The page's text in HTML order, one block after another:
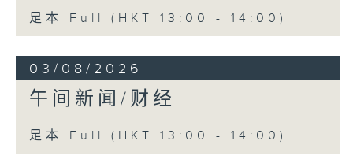
足本 Full (HKT 13:00 - 14:00)
03/08/2026
午间新闻/财经
足本 Full (HKT 13:00 - 14:00)